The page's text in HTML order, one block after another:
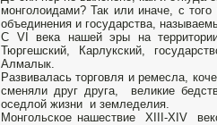
монголоидами? Так или иначе, с
объединения и государства,
С VI века нашей эры на территории
Тюргешский, Карлукский,
Алмалык.
Развивалась торговля и ремесла,
сменяли друг друга, великие
оседлой жизни и земледелия.
Монгольское нашествие XIII-XIV